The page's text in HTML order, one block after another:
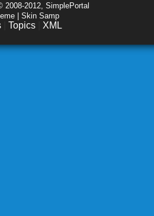
2008-2012, SimplePortal
| Skin Samp
Topics XML